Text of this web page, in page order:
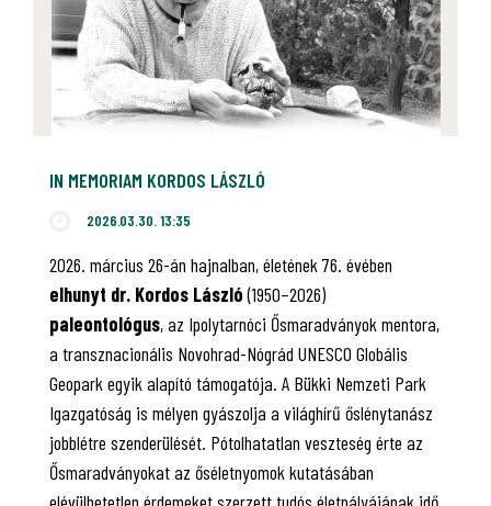
IN MEMORIAM KORDOS LÁSZLÓ
2026.03.30. 13:35
2026. március 26-án hajnalban, életének 76. évében
elhunyt dr. Kordos László(1950–2026)
paleontológus, az Ipolytarnóci Ősmaradványok mentora,
a transznacionális Novohrad-Nógrád UNESCO Globális
Geopark egyik alapító támogatója. A Bükki Nemzeti Park
Igazgatóság is mélyen gyászolja a világhírű őslénytanász
jobblétre szenderülését. Pótolhatatlan veszteség érte az
Ősmaradványokat az őséletnyomok kutatásában
elévülhetetlen érdemeket szerzett tudós életpályájának idő